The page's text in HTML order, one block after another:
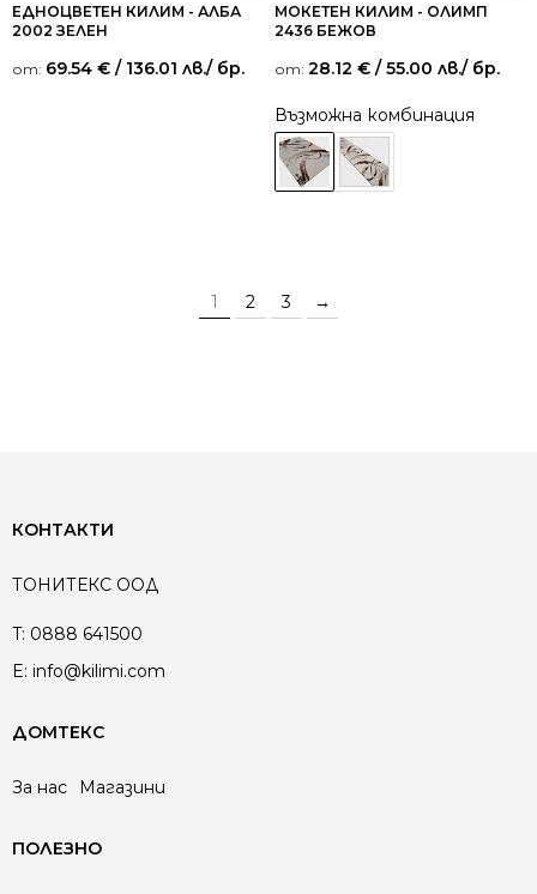
ЕДНОЦВЕТЕН КИЛИМ - АЛБА
2002 ЗЕЛЕН
от: 69.54 € / 136.01 лв./ бр.
МОКЕТЕН КИЛИМ - ОЛИМП
2436 БЕЖОВ
от: 28.12 € / 55.00 лв./ бр.
Възможна комбинация
1 2 3 →
КОНТАКТИ
ТОНИТЕКС ООД
T: 0888 641500
E: info@kilimi.com
ДОМТЕКС
За нас Магазини
ПОЛЕЗНО